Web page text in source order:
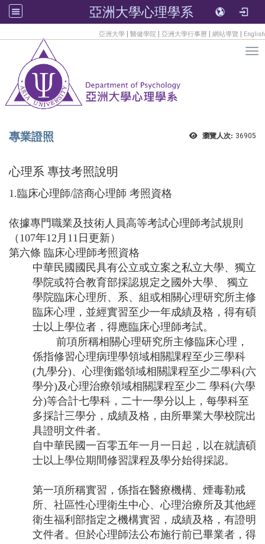
亞洲大學心理學系
亞洲大學 | 醫健學院 | 亞洲大學行事曆 | 網站導覽 | English
瀏覽人次: 36905
專業證照
心理系 專技考照說明
1.臨床心理師/諮商心理師 考照資格
依據專門職業及技術人員高等考試心理師考試規則
（107年12月11日更新）
第六條 臨床心理師考照資格
中華民國國民具有公立或立案之私立大學、獨立
學院或符合教育部採認規定之國外大學、 獨立
學院臨床心理所、系、組或相關心理研究所主修
臨床心理，並經實習至少一年成績及格，得有碩
士以上學位者，得應臨床心理師考試。
前項所稱相關心理研究所主修臨床心理，
係指修習心理病理學領域相關課程至少三學科
(九學分)、心理衡鑑領域相關課程至少二學科(六
學分)及心理治療領域相關課程至少二 學科(六學
分)等合計七學科，二十一學分以上，每學科至
多採計三學分，成績及格，由所畢業大學校院出
具證明文件者。
自中華民國一百零五年一月一日起，以在就讀碩
士以上學位期間修習課程及學分始得採認。
第一項所稱實習，係指在醫療機構、煙毒勒戒
所、社區性心理衛生中心、心理治療所及其他經
衛生福利部指定之機構實習，成績及格，有證明
文件者。但於心理師法公布施行前已畢業者，得